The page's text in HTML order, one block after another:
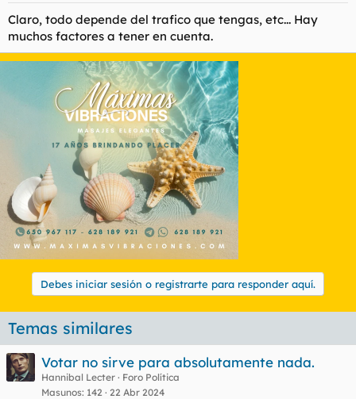
Claro, todo depende del trafico que tengas, etc... Hay
muchos factores a tener en cuenta.
Debes iniciar sesión o registrarte para responder aquí.
Temas similares
Votar no sirve para absolutamente nada.
Hannibal Lecter
Foro Política
Masunos 142 22 Abr 2024